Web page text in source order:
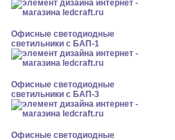
Офисные светодиодные
светильники с БАП-1
Офисные светодиодные
светильники с БАП-3
Офисные светодиодные